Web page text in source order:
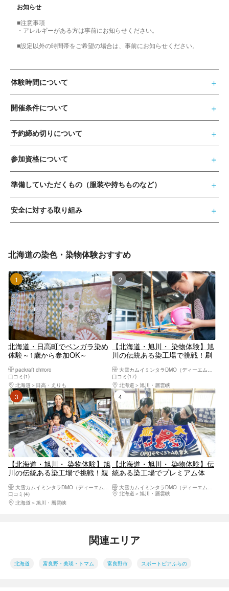
お知らせ
■注意事項
・アレルギーがある方は事前にお知らせください。
■設定以外の時間帯をご希望の場合は、事前にお知らせください。
体験時間について
開催条件について
予約締め切りについて
参加資格について
準備していただくもの（服装や持ちものなど）
安全に対する取り組み
北海道の染色・染物体験おすすめ
1位
北海道・日高町でベンガラ染め
体験～1歳から参加OK～
packraft chiroro
口コミ(1)
北海道
日高・えりも
2位
【北海道・旭川・ 染物体験】旭
川の伝統ある染工場で挑戦！刷
大雪カムイミンタラDMO（ディーエムオー）
口コミ(17)
北海道
旭川・層雲峡
3位
【北海道・旭川・ 染物体験】旭
川の伝統ある染工場で挑戦！親
呂敷1枚）
口コミ(4)
北海道
旭川・層雲峡
4位
【北海道・旭川・ 染物体験】伝
統ある染工場でプレミアム体
づくり（1枚）
北海道
旭川・層雲峡
関連エリア
北海道 富良野・美瑛・トマム 富良野市 スポートピアふらの